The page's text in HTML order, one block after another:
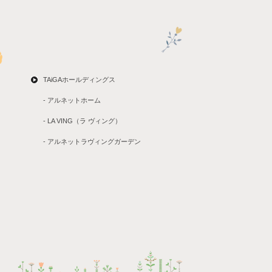
TAiGAホールディングス
- アルネットホーム
- LA VING（ラ ヴィング）
- アルネットラヴィングガーデン